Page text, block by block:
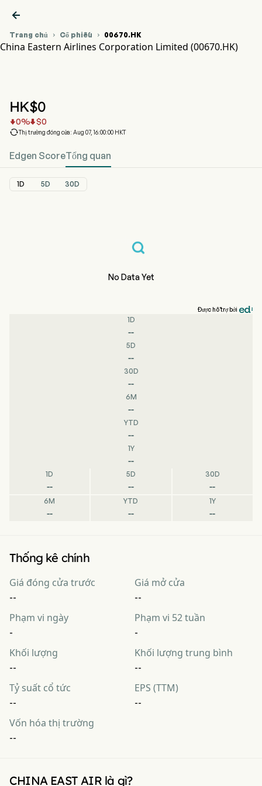

Trang chủ  Cổ phiếu  00670.HK
China Eastern Airlines Corporation Limited (00670.HK)
HK$0
0% $0
Thị trường đóng cửa: Aug 07, 16:00:00 HKT
Edgen ScoreTổng quan
1D 5D 30D
No Data Yet
Được hỗ trợ bởi
1D
--
5D
--
30D
--
6M
--
YTD
--
1Y
--
1D
--
5D
--
30D
--
6M
--
YTD
--
1Y
--
Thống kê chính
Giá đóng cửa trước
--
Giá mở cửa
--
Phạm vi ngày
-
Phạm vi 52 tuần
-
Khối lượng
--
Khối lượng trung bình
--
Tỷ suất cổ tức
--
EPS (TTM)
--
Vốn hóa thị trường
--
CHINA EAST AIR là gì?